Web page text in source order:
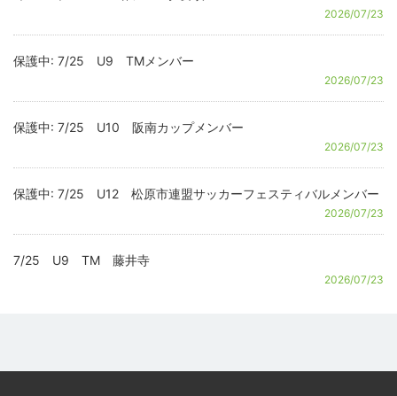
2026/07/23
保護中: 7/25 U9 TMメンバー
2026/07/23
保護中: 7/25 U10 阪南カップメンバー
2026/07/23
保護中: 7/25 U12 松原市連盟サッカーフェスティバルメンバー
2026/07/23
7/25 U9 TM 藤井寺
2026/07/23